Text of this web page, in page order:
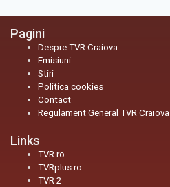
Pagini
Despre TVR Craiova
Emisiuni
Stiri
Politica cookies
Contact
Regulament General TVR Craiova
Links
TVR.ro
TVRplus.ro
TVR 2